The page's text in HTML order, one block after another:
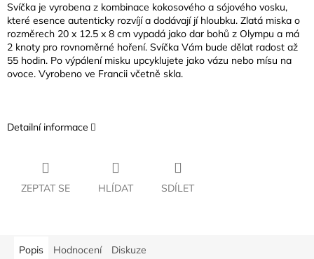
Svíčka je vyrobena z kombinace kokosového a sójového vosku,
které esence autenticky rozvíjí a dodávají jí hloubku. Zlatá miska o
rozměrech 20 x 12.5 x 8 cm vypadá jako dar bohů z Olympu a má
2 knoty pro rovnoměrné hoření. Svíčka Vám bude dělat radost až
55 hodin. Po výpálení misku upcyklujete jako vázu nebo mísu na
ovoce. Vyrobeno ve Francii včetně skla.
Detailní informace
ZEPTAT SE HLÍDAT SDÍLET
Popis Hodnocení Diskuze